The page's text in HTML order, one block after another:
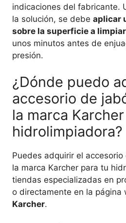
indicaciones del fabricante.
la solución, se debe aplicar
sobre la superficie a limpiar
unos minutos antes de
presión.
¿Dónde puedo
accesorio de
la marca
hidrolimpiadora?
Puedes adquirir el accesorio
la marca Karcher para tu
tiendas especializadas en
o directamente en la página
Karcher.